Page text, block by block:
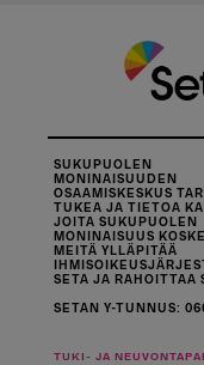
SUKUPUOLEN
MONINAISUUDEN
OSAAMISKESKUS
TUKEA JA TIETOA
JOITA SUKUPUOLEN
MONINAISUUS
MEITÄ YLLÄPITÄÄ
SETA JA RAHOITTAA
SETAN Y-TUNNUS:
TUKI- JA